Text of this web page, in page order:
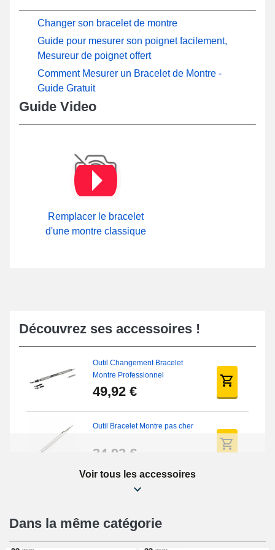
Changer son bracelet de montre
Guide pour mesurer son poignet facilement,
Mesureur de poignet offert
Comment Mesurer un Bracelet de Montre -
Guide Gratuit
Guide Video
Remplacer le bracelet
d'une montre classique
Découvrez ses accessoires !
Outil Changement Bracelet
Montre Professionnel
49,92 €
Outil Bracelet Montre pas cher
34,92 €
Kit Réparation Montre Débutant
16,90 €
Voir tous les accessoires
Dans la même catégorie